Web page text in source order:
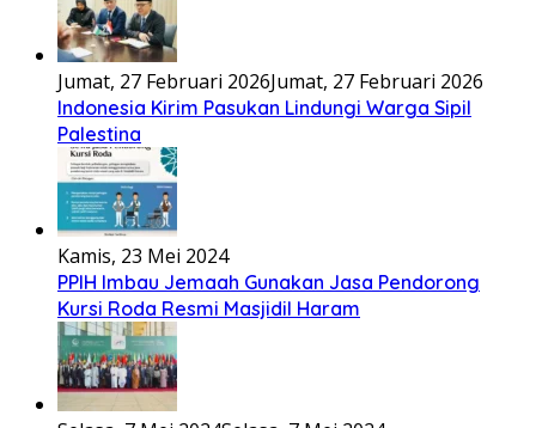
Jumat, 27 Februari 2026Jumat, 27 Februari 2026
Indonesia Kirim Pasukan Lindungi Warga Sipil
Palestina
Kamis, 23 Mei 2024
PPIH Imbau Jemaah Gunakan Jasa Pendorong
Kursi Roda Resmi Masjidil Haram